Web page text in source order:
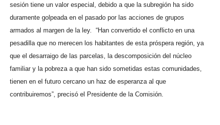
sesión tiene un valor especial, debido a que la subregión ha sido
duramente golpeada en el pasado por las acciones de grupos
armados al margen de la ley.
“Han convertido el conflicto en una
pesadilla que no merecen los habitantes de esta próspera región, ya
que el desarraigo de las parcelas, la descomposición del núcleo
familiar y la pobreza a que han sido sometidas estas comunidades,
tienen en el futuro cercano un haz de esperanza al que
contribuiremos”, precisó el Presidente de la Comisión.